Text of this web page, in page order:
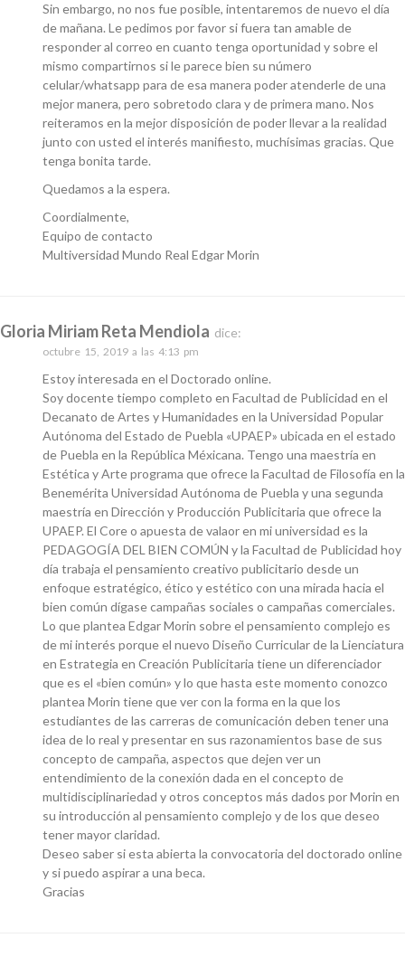
Sin embargo, no nos fue posible, intentaremos de nuevo el día
de mañana. Le pedimos por favor si fuera tan amable de
responder al correo en cuanto tenga oportunidad y sobre el
mismo compartirnos si le parece bien su número
celular/whatsapp para de esa manera poder atenderle de una
mejor manera, pero sobretodo clara y de primera mano. Nos
reiteramos en la mejor disposición de poder llevar a la realidad
junto con usted el interés manifiesto, muchísimas gracias. Que
tenga bonita tarde.
Quedamos a la espera.
Coordialmente,
Equipo de contacto
Multiversidad Mundo Real Edgar Morin
Gloria Miriam Reta Mendiola dice:
octubre 15, 2019 a las 4:13 pm
Estoy interesada en el Doctorado online.
Soy docente tiempo completo en Facultad de Publicidad en el
Decanato de Artes y Humanidades en la Universidad Popular
Autónoma del Estado de Puebla «UPAEP» ubicada en el estado
de Puebla en la República Méxicana. Tengo una maestría en
Estética y Arte programa que ofrece la Facultad de Filosofía en la
Benemérita Universidad Autónoma de Puebla y una segunda
maestría en Dirección y Producción Publicitaria que ofrece la
UPAEP. El Core o apuesta de valaor en mi universidad es la
PEDAGOGÍA DEL BIEN COMÚN y la Facultad de Publicidad hoy
día trabaja el pensamiento creativo publicitario desde un
enfoque estratégico, ético y estético con una mirada hacia el
bien común dígase campañas sociales o campañas comerciales.
Lo que plantea Edgar Morin sobre el pensamiento complejo es
de mi interés porque el nuevo Diseño Curricular de la Lienciatura
en Estrategia en Creación Publicitaria tiene un diferenciador
que es el «bien común» y lo que hasta este momento conozco
plantea Morin tiene que ver con la forma en la que los
estudiantes de las carreras de comunicación deben tener una
idea de lo real y presentar en sus razonamientos base de sus
concepto de campaña, aspectos que dejen ver un
entendimiento de la conexión dada en el concepto de
multidisciplinariedad y otros conceptos más dados por Morin en
su introducción al pensamiento complejo y de los que deseo
tener mayor claridad.
Deseo saber si esta abierta la convocatoria del doctorado online
y si puedo aspirar a una beca.
Gracias